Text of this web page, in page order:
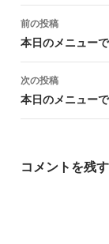
投
稿
ナ
ビ
ゲ
前の投稿
本日のメニュー
次の投稿
本日のメニュー
コメントを残す